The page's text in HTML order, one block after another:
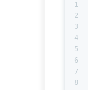
1
2
3
4
5
6
7
8